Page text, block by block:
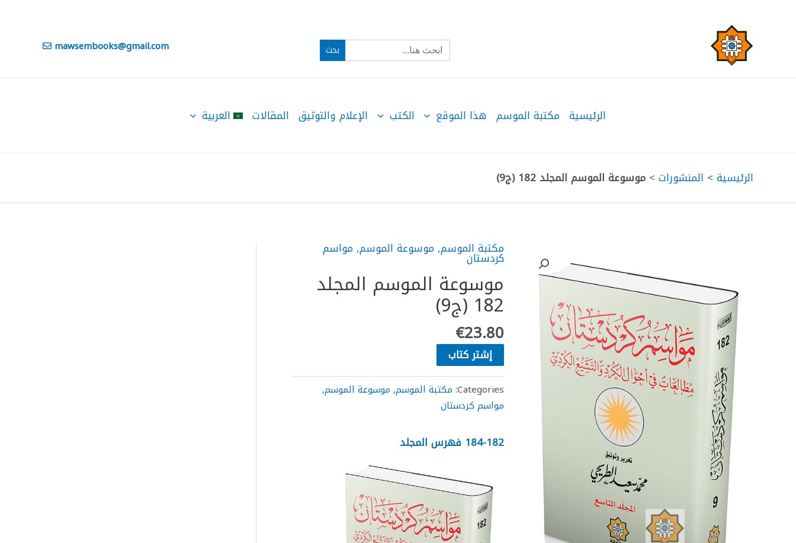
Search
for:
mawsembooks@gmail.com
الرئيسية مكتبة الموسم هذا الموقع الكتب الإعلام والتوثيق المقالات العربية
الرئيسية > المنشورات > موسوعة الموسم المجلد 182 (ج9)
مكتبة الموسم,موسوعة الموسم,مواسم
كردستان
موسوعة الموسم المجلد
182 (ج9)
€23.80
إشتر كتاب
Categories: مكتبة الموسم, موسوعة الموسم,
مواسم كردستان
184-182 فهرس المجلد